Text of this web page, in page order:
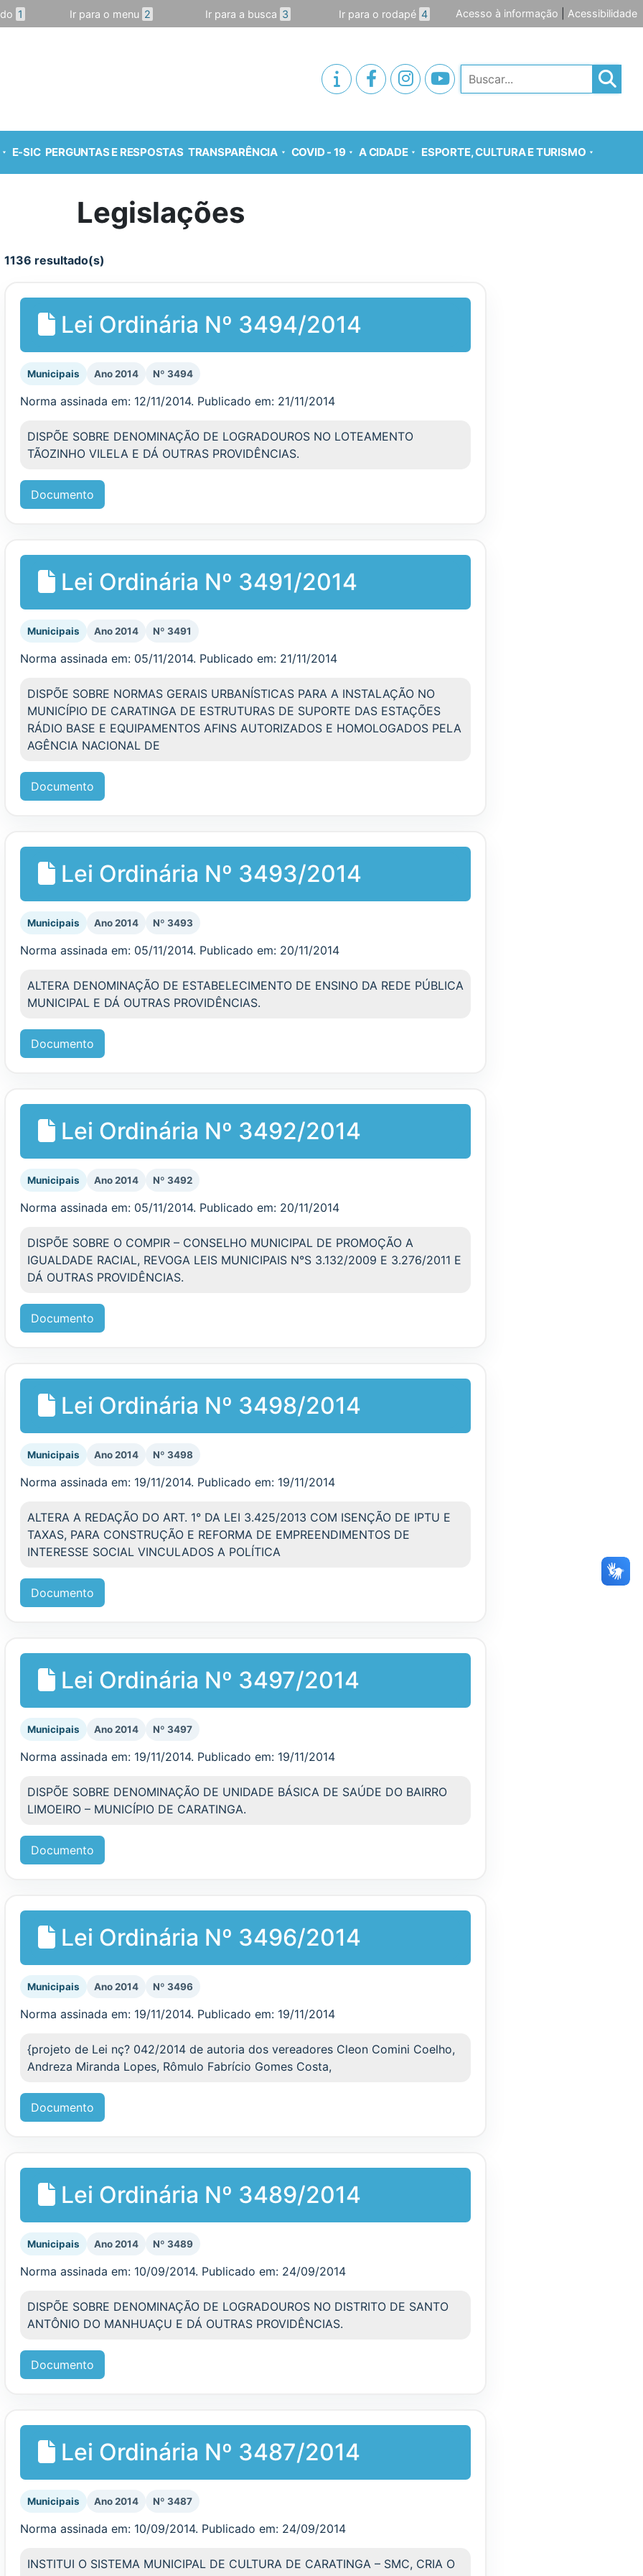
1 Ir para o menu 2 Ir para a busca 3 Ir para o rodapé 4 Acesso à informação Acessibilidade
Pesquisar
E-SIC PERGUNTAS E RESPOSTAS TRANSPARÊNCIA COVID - 19 A CIDADE ESPORTE, CULTURA E TURISMO
Legislações
1136 resultado(s)
Lei Ordinária Nº 3494/2014
Municipais Ano 2014 Nº 3494
Norma assinada em: 12/11/2014. Publicado em: 21/11/2014
DISPÕE SOBRE DENOMINAÇÃO DE LOGRADOUROS NO LOTEAMENTO
TÃOZINHO VILELA E DÁ OUTRAS PROVIDÊNCIAS.
Documento
Lei Ordinária Nº 3491/2014
Municipais Ano 2014 Nº 3491
Norma assinada em: 05/11/2014. Publicado em: 21/11/2014
DISPÕE SOBRE NORMAS GERAIS URBANÍSTICAS PARA A INSTALAÇÃO NO
MUNICÍPIO DE CARATINGA DE ESTRUTURAS DE SUPORTE DAS ESTAÇÕES
RÁDIO BASE E EQUIPAMENTOS AFINS AUTORIZADOS E HOMOLOGADOS PELA
AGÊNCIA NACIONAL DE
Documento
Lei Ordinária Nº 3493/2014
Municipais Ano 2014 Nº 3493
Norma assinada em: 05/11/2014. Publicado em: 20/11/2014
ALTERA DENOMINAÇÃO DE ESTABELECIMENTO DE ENSINO DA REDE PÚBLICA
MUNICIPAL E DÁ OUTRAS PROVIDÊNCIAS.
Documento
Lei Ordinária Nº 3492/2014
Municipais Ano 2014 Nº 3492
Norma assinada em: 05/11/2014. Publicado em: 20/11/2014
DISPÕE SOBRE O COMPIR – CONSELHO MUNICIPAL DE PROMOÇÃO A
IGUALDADE RACIAL, REVOGA LEIS MUNICIPAIS N°S 3.132/2009 E 3.276/2011 E
DÁ OUTRAS PROVIDÊNCIAS.
Documento
Lei Ordinária Nº 3498/2014
Municipais Ano 2014 Nº 3498
Norma assinada em: 19/11/2014. Publicado em: 19/11/2014
ALTERA A REDAÇÃO DO ART. 1° DA LEI 3.425/2013 COM ISENÇÃO DE IPTU E
TAXAS, PARA CONSTRUÇÃO E REFORMA DE EMPREENDIMENTOS DE
INTERESSE SOCIAL VINCULADOS A POLÍTICA
Documento
Lei Ordinária Nº 3497/2014
Municipais Ano 2014 Nº 3497
Norma assinada em: 19/11/2014. Publicado em: 19/11/2014
DISPÕE SOBRE DENOMINAÇÃO DE UNIDADE BÁSICA DE SAÚDE DO BAIRRO
LIMOEIRO – MUNICÍPIO DE CARATINGA.
Documento
Lei Ordinária Nº 3496/2014
Municipais Ano 2014 Nº 3496
Norma assinada em: 19/11/2014. Publicado em: 19/11/2014
{projeto de Lei nç? 042/2014 de autoria dos vereadores Cleon Comini Coelho,
Andreza Miranda Lopes, Rômulo Fabrício Gomes Costa,
Documento
Lei Ordinária Nº 3489/2014
Municipais Ano 2014 Nº 3489
Norma assinada em: 10/09/2014. Publicado em: 24/09/2014
DISPÕE SOBRE DENOMINAÇÃO DE LOGRADOUROS NO DISTRITO DE SANTO
ANTÔNIO DO MANHUAÇU E DÁ OUTRAS PROVIDÊNCIAS.
Documento
Lei Ordinária Nº 3487/2014
Municipais Ano 2014 Nº 3487
Norma assinada em: 10/09/2014. Publicado em: 24/09/2014
INSTITUI O SISTEMA MUNICIPAL DE CULTURA DE CARATINGA – SMC, CRIA O